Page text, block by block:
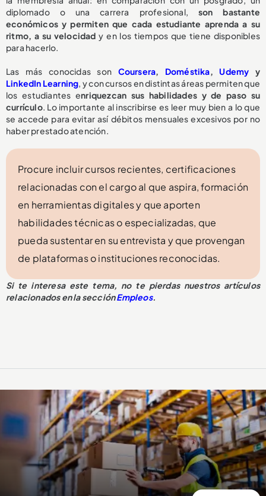
diplomado o una carrera profesional, son bastante
económicos y permiten que cada estudiante aprenda a su
ritmo, a su velocidady en los tiempos que tiene disponibles
para hacerlo.
Las más conocidas son Coursera, Doméstika,Udemy y
LinkedIn Learning, y con cursos en distintas áreas permiten que
los estudiantes enriquezcan sus habilidades y de paso su
currículo. Lo importante al inscribirse es leer muy bien a lo que
se accede para evitar así débitos mensuales excesivos por no
haber prestado atención.
Procure incluir cursos recientes, certificaciones
relacionadas con el cargo al que aspira, formación
en herramientas digitales y que aporten
habilidades técnicas o especializadas, que
pueda sustentar en su entrevista y que provengan
de plataformas o instituciones reconocidas.
Si te interesa este tema, no te pierdas nuestros artículos
relacionados en la secciónEmpleos.